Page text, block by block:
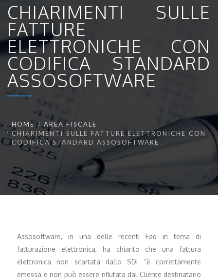
CHIARIMENTI SULLE
FATTURE
ELETTRONICHE CON
CODIFICA STANDARD
ASSOSOFTWARE
HOME
AREA FISCALE
CHIARIMENTI SULLE FATTURE ELETTRONICHE CON
CODIFICA STANDARD ASSOSOFTWARE
Assosoftware, in una delle recenti Faq in tema di
fatturazione elettronica, ha chiarito che una fattura
elettronica non scartata dallo SDI “è correttamente
emessa e non può essere rifiutata dal Cliente destinatario